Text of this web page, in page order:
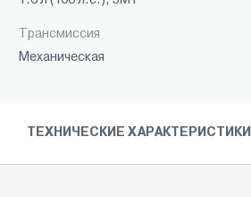
Трансмиссия
Механическая
ТЕХНИЧЕСКИЕ ХАРАКТЕРИСТИКИ